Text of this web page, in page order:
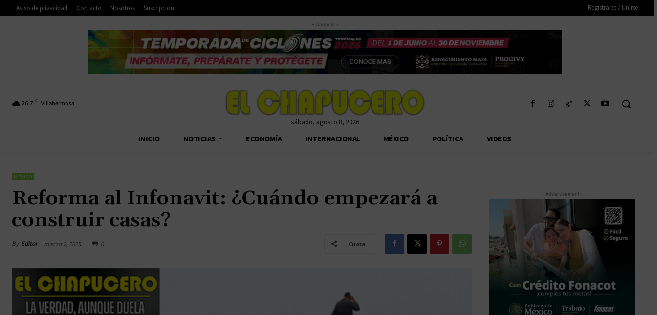
Aviso de privacidad Contacto Nosotros Suscripción Registrarse / Unirse
- Anuncio -
26.7 C Villahermosa
sábado, agosto 8, 2026
INICIO NOTICIAS ECONOMÍA INTERNACIONAL MÉXICO POLÍTICA VIDEOS
MÉXICO
Reforma al Infonavit: ¿Cuándo empezará a
construir casas?
By Editor marzo 2, 2025 0 Cuota
- Advertisement -